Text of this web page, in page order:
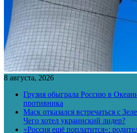
8 августа, 2026
Грузия обыграла Россию в
противника
Маск отказался встречаться с
Чего хотел украинский лидер?
«Россия ещё поплатится»: